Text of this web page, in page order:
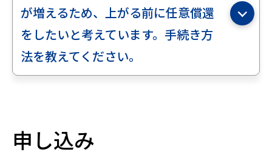
が増えるため、上がる前に任意償還
をしたいと考えています。手続き方
法を教えてください。
申し込み